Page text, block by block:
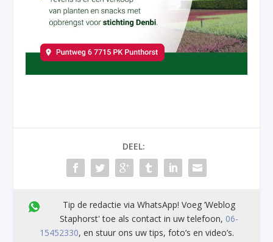
DEEL:
Tip de redactie via WhatsApp! Voeg ’Weblog
Staphorst' toe als contact in uw telefoon, 06-
15452330, en stuur ons uw tips, foto’s en video’s.